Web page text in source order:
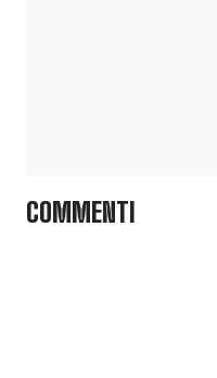
COMMENTI